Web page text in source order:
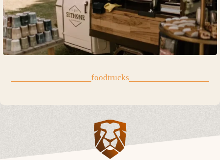
foodtrucks